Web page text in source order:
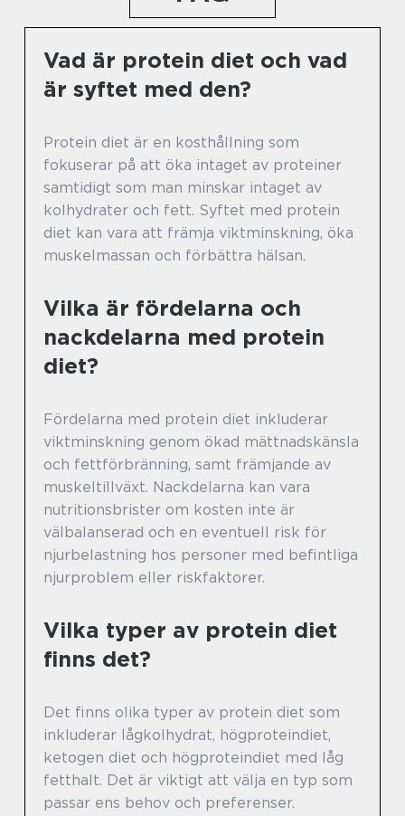
Vad är protein diet och vad
är syftet med den?
Protein diet är en kosthållning som
fokuserar på att öka intaget av proteiner
samtidigt som man minskar intaget av
kolhydrater och fett. Syftet med protein
diet kan vara att främja viktminskning, öka
muskelmassan och förbättra hälsan.
Vilka är fördelarna och
nackdelarna med protein
diet?
Fördelarna med protein diet inkluderar
viktminskning genom ökad mättnadskänsla
och fettförbränning, samt främjande av
muskeltillväxt. Nackdelarna kan vara
nutritionsbrister om kosten inte är
välbalanserad och en eventuell risk för
njurbelastning hos personer med befintliga
njurproblem eller riskfaktorer.
Vilka typer av protein diet
finns det?
Det finns olika typer av protein diet som
inkluderar lågkolhydrat, högproteindiet,
ketogen diet och högproteindiet med låg
fetthalt. Det är viktigt att välja en typ som
passar ens behov och preferenser.